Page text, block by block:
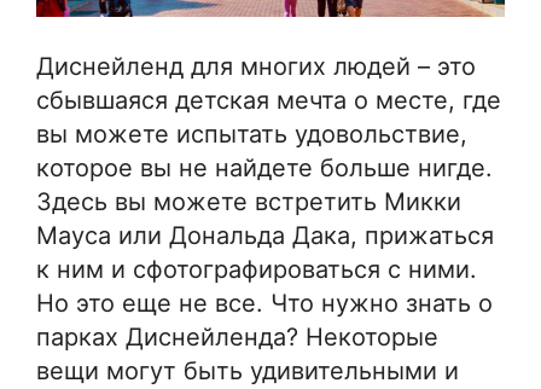
Диснейленд для многих людей – это
сбывшаяся детская мечта о месте, где
вы можете испытать удовольствие,
которое вы не найдете больше нигде.
Здесь вы можете встретить Микки
Мауса или Дональда Дака, прижаться
к ним и сфотографироваться с ними.
Но это еще не все. Что нужно знать о
парках Диснейленда? Некоторые
вещи могут быть удивительными и